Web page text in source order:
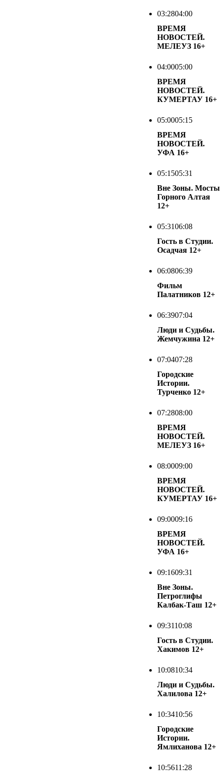
03:2804:00
ВРЕМЯ
НОВОСТЕЙ.
МЕЛЕУЗ 16+
04:0005:00
ВРЕМЯ
НОВОСТЕЙ.
КУМЕРТАУ 16+
05:0005:15
ВРЕМЯ
НОВОСТЕЙ.
УФА 16+
05:1505:31
Вне Зоны. Мосты
Горного Алтая
12+
05:3106:08
Гость в Студии.
Осадчая 12+
06:0806:39
Фильм
Палатников 12+
06:3907:04
Люди и Судьбы.
Жемчужина 12+
07:0407:28
Городские
Истории.
Турченко 12+
07:2808:00
ВРЕМЯ
НОВОСТЕЙ.
МЕЛЕУЗ 16+
08:0009:00
ВРЕМЯ
НОВОСТЕЙ.
КУМЕРТАУ 16+
09:0009:16
ВРЕМЯ
НОВОСТЕЙ.
УФА 16+
09:1609:31
Вне Зоны.
Петроглифы
Калбак-Таш 12+
09:3110:08
Гость в Студии.
Хакимов 12+
10:0810:34
Люди и Судьбы.
Халилова 12+
10:3410:56
Городские
Истории.
Ямлиханова 12+
10:5611:28